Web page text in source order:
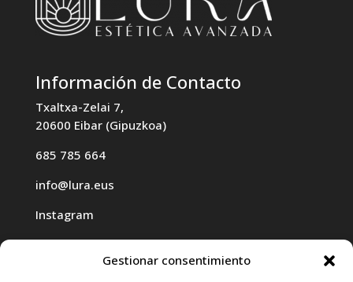
Gestionar consentimiento
Información de Contacto
Txaltxa-Zelai 7,
20600 Eibar (Gipuzkoa)
685 785 664
info@lura.eus
Instagram